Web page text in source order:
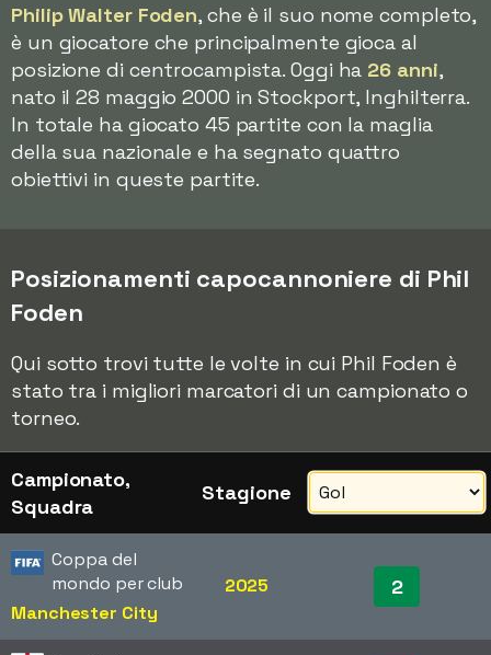
Philip Walter Foden, che è il suo nome completo,
è un giocatore che principalmente gioca al
posizione di centrocampista. Oggi ha 26 anni,
nato il 28 maggio 2000 in Stockport, Inghilterra.
In totale ha giocato 45 partite con la maglia
della sua nazionale e ha segnato quattro
obiettivi in queste partite.
Posizionamenti capocannoniere di Phil
Foden
Qui sotto trovi tutte le volte in cui Phil Foden è
stato tra i migliori marcatori di un campionato o
torneo.
Campionato,
Squadra
Stagione
Coppa del
mondo per club
Manchester City
2025 2